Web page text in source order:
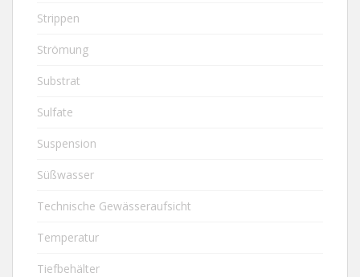
Strippen
Strömung
Substrat
Sulfate
Suspension
Süßwasser
Technische Gewässeraufsicht
Temperatur
Tiefbehälter